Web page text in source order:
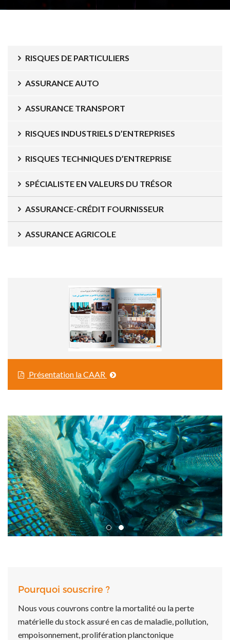
RISQUES DE PARTICULIERS
ASSURANCE AUTO
ASSURANCE TRANSPORT
RISQUES INDUSTRIELS D’ENTREPRISES
RISQUES TECHNIQUES D’ENTREPRISE
SPÉCIALISTE EN VALEURS DU TRÉSOR
ASSURANCE-CRÉDIT FOURNISSEUR
ASSURANCE AGRICOLE
Présentation la CAAR
ou la perte
pollution,
Pourquoi souscrire ?
Sécurisez votre cheptel aquacole.